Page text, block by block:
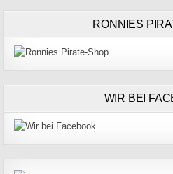
RONNIES
WIR BEI